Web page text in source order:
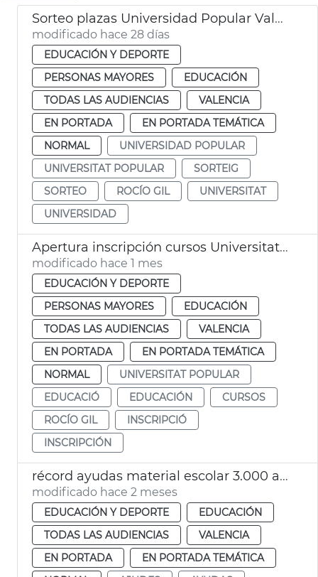
Sorteo plazas Universidad Popular València
modificado hace 28 días
EDUCACIÓN Y DEPORTE
PERSONAS MAYORES
EDUCACIÓN
TODAS LAS AUDIENCIAS
VALENCIA
EN PORTADA
EN PORTADA TEMÁTICA
NORMAL
UNIVERSIDAD POPULAR
UNIVERSITAT POPULAR
SORTEIG
SORTEO
ROCÍO GIL
UNIVERSITAT
UNIVERSIDAD
Apertura inscripción cursos Universitat Popular València
modificado hace 1 mes
EDUCACIÓN Y DEPORTE
PERSONAS MAYORES
EDUCACIÓN
TODAS LAS AUDIENCIAS
VALENCIA
EN PORTADA
EN PORTADA TEMÁTICA
NORMAL
UNIVERSITAT POPULAR
EDUCACIÓ
EDUCACIÓN
CURSOS
ROCÍO GIL
INSCRIPCIÓ
INSCRIPCIÓN
récord ayudas material escolar 3.000 alumnos València
modificado hace 2 meses
EDUCACIÓN Y DEPORTE
EDUCACIÓN
TODAS LAS AUDIENCIAS
VALENCIA
EN PORTADA
EN PORTADA TEMÁTICA